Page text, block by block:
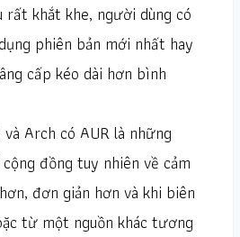
rất khắt khe, người dùng có
phiên bản mới nhất hay
cấp kéo dài hơn bình
Arch có AUR là những
đồng tuy nhiên về cảm
đơn giản hơn và khi biên
từ một nguồn khác tương